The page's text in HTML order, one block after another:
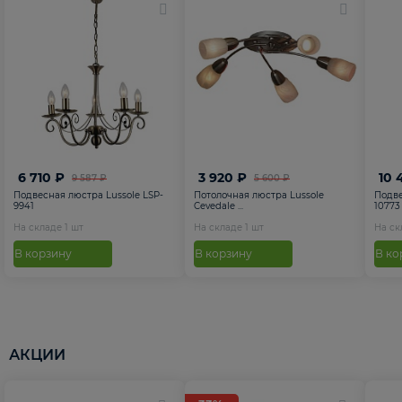
9 587 ₽
6 710 ₽
Подвесная люстра Lussole LSP-
9941
На складе 1 шт
В корзину
5 600 ₽
3 920 ₽
Потолочная люстра Lussole
Cevedale ...
На складе 1 шт
В корзину
10
10773
На
В
АКЦИИ